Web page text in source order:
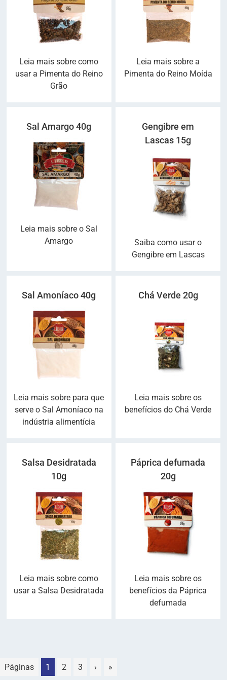
Leia mais sobre como
usar a Pimenta do Reino
Grão
Leia mais sobre a
Pimenta do Reino Moída
Sal Amargo 40g
Leia mais sobre o Sal
Amargo
Gengibre em
Lascas 15g
Saiba como usar o
Gengibre em Lascas
Sal Amoníaco 40g
Leia mais sobre para que
serve o Sal Amoníaco na
indústria alimentícia
Chá Verde 20g
Leia mais sobre os
benefícios do Chá Verde
Salsa Desidratada
10g
Leia mais sobre como
usar a Salsa Desidratada
Páprica defumada
20g
Leia mais sobre os
benefícios da Páprica
defumada
Páginas 1 2 3 › »